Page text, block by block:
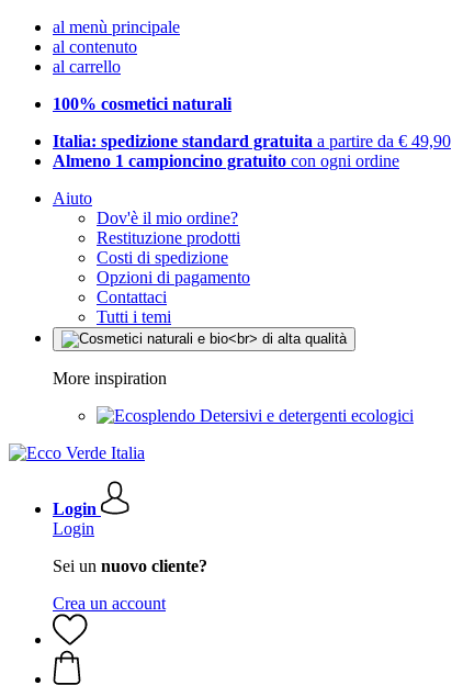
al menù principale
al contenuto
al carrello
100% cosmetici naturali
Italia: spedizione standard gratuita a partire da € 49,90
Almeno 1 campioncino gratuito con ogni ordine
Aiuto
Dov'è il mio ordine?
Restituzione prodotti
Costi di spedizione
Opzioni di pagamento
Contattaci
Tutti i temi
More inspiration
Detersivi e detergenti ecologici
Login
Login
Sei un nuovo cliente?
Crea un account